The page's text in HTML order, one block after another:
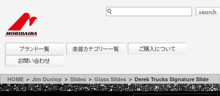
HOME ＞ Jim Dunlop ＞ Slides ＞ Glass Slides ＞ Derek Trucks Signature Slide